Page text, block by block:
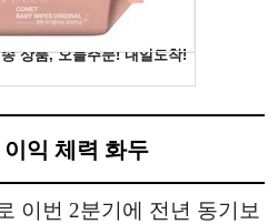
익 체력 화두
이번 2분기에 전년 동기보